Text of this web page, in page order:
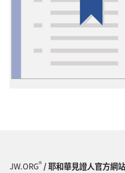
JW.ORG®/ 耶和華見證人官方網站